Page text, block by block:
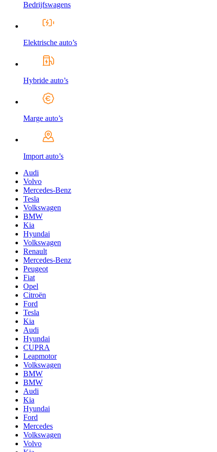
Bedrijfswagens
Elektrische auto’s
Hybride auto’s
Marge auto’s
Import auto’s
Audi
Volvo
Mercedes-Benz
Tesla
Volkswagen
BMW
Kia
Hyundai
Volkswagen
Renault
Mercedes-Benz
Peugeot
Fiat
Opel
Citroën
Ford
Tesla
Kia
Audi
Hyundai
CUPRA
Leapmotor
Volkswagen
BMW
BMW
Audi
Kia
Hyundai
Ford
Mercedes
Volkswagen
Volvo